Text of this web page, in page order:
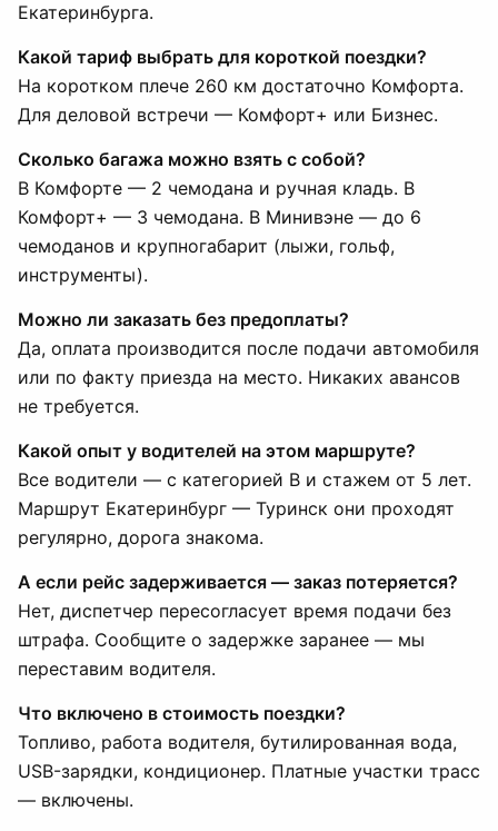
Екатеринбурга.
Какой тариф выбрать для короткой поездки?
На коротком плече 260 км достаточно Комфорта.
Для деловой встречи — Комфорт+ или Бизнес.
Сколько багажа можно взять с собой?
В Комфорте — 2 чемодана и ручная кладь. В
Комфорт+ — 3 чемодана. В Минивэне — до 6
чемоданов и крупногабарит (лыжи, гольф,
инструменты).
Можно ли заказать без предоплаты?
Да, оплата производится после подачи автомобиля
или по факту приезда на место. Никаких авансов
не требуется.
Какой опыт у водителей на этом маршруте?
Все водители — с категорией B и стажем от 5 лет.
Маршрут Екатеринбург — Туринск они проходят
регулярно, дорога знакома.
А если рейс задерживается — заказ потеряется?
Нет, диспетчер пересогласует время подачи без
штрафа. Сообщите о задержке заранее — мы
переставим водителя.
Что включено в стоимость поездки?
Топливо, работа водителя, бутилированная вода,
USB-зарядки, кондиционер. Платные участки трасс
— включены.